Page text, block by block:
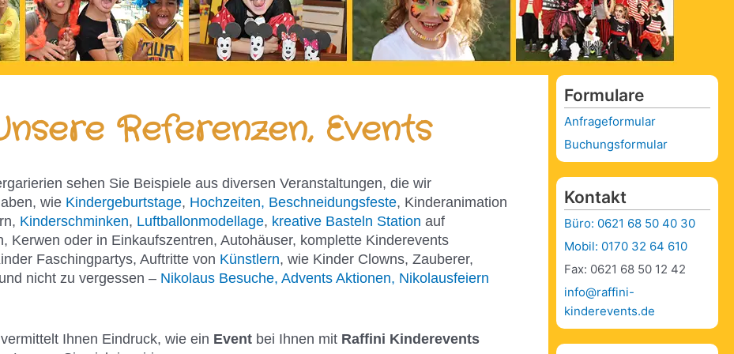
Referenzen, Events
sehen Sie Beispiele aus diversen Veranstaltungen, die wir
wie Kindergeburtstage, Hochzeiten, Beschneidungsfeste, Kinderanimation
Kinderschminken, Luftballonmodellage, kreative Basteln Station auf
Kerwen oder in Einkaufszentren, Autohäuser, komplette Kinderevents
Faschingpartys, Auftritte von Künstlern, wie Kinder Clowns, Zauberer,
nicht zu vergessen – Nikolaus Besuche, Advents Aktionen, Nikolausfeiern
Ihnen Eindruck, wie ein Event bei Ihnen mit Raffini Kinderevents
Formulare
Anfrageformular
Buchungsformular
Kontakt
Büro: 0621 68 50 40 30
Mobil: 0170 32 64 610
Fax: 0621 68 50 12 42
info@raffini-
kinderevents.de